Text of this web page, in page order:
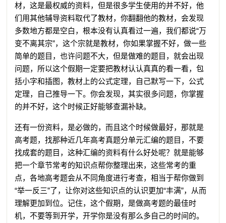
材，这是最权威的资料，但是很多学生使用的并不好，他
们用其他辅导资料取代了教材，你翻翻他的教材，会发现
多数地方都是空白，根本没有认真看过一遍，我们都说“万
变不离其宗”，这个宗就是教材，你如果掌握不好，做一些
简单的题目，也许问题不大，但是做难的题目，就会出现
问题，所以这个假期一定要把教材认认真真的看一看，包
括小字和插图，教材上的公式定理，自己默写一下，公式
定理，自己推导一下。你会发现，其实很多问题，你掌握
的并不好，这个时候正好能够查漏补缺。
还有一份资料，是必做的，而且这个时候做最好，那就是
高考题，找那种近几年高考真题分单元汇编的题目，不要
找成套的题目，这种汇编的资料有什么好处呢？就是能够
把一个章节常考的知识点帮你整理出来，这些常考的重
点，各地高考题会从不同角度进行考查，相当于帮你做到
“举一反三”了，让你对这些知识点的认识更加“丰满”，从而
理解更加到位。记住，这个假期，是做高考题的最佳时
机，不要等到开学，开学你是没有那么多自己的时间的。